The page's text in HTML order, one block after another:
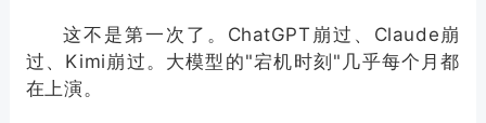
这不是第一次了。ChatGPT崩过、Claude崩
过、Kimi崩过。大模型的"宕机时刻"几乎每个月都
在上演。